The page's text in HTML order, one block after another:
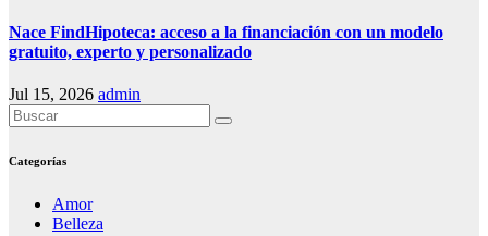
Nace FindHipoteca: acceso a la financiación con un modelo
gratuito, experto y personalizado
Jul 15, 2026 admin
Categorías
Amor
Belleza